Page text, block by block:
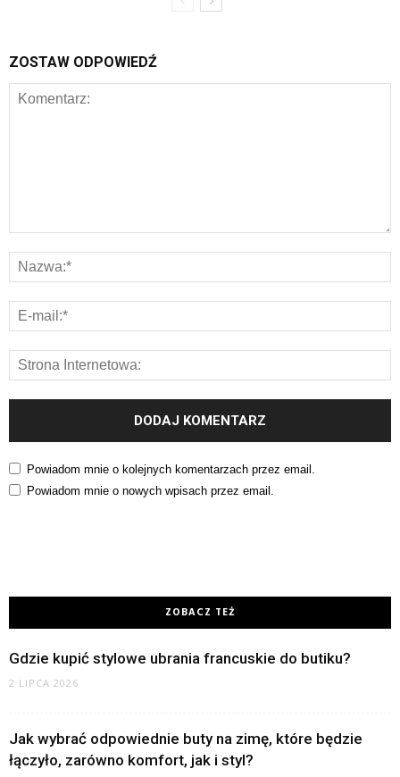
ZOSTAW ODPOWIEDŹ
Powiadom mnie o kolejnych komentarzach przez email.
Powiadom mnie o nowych wpisach przez email.
ZOBACZ TEŻ
Gdzie kupić stylowe ubrania francuskie do butiku?
2 LIPCA 2026
Jak wybrać odpowiednie buty na zimę, które będzie
łączyło, zarówno komfort, jak i styl?